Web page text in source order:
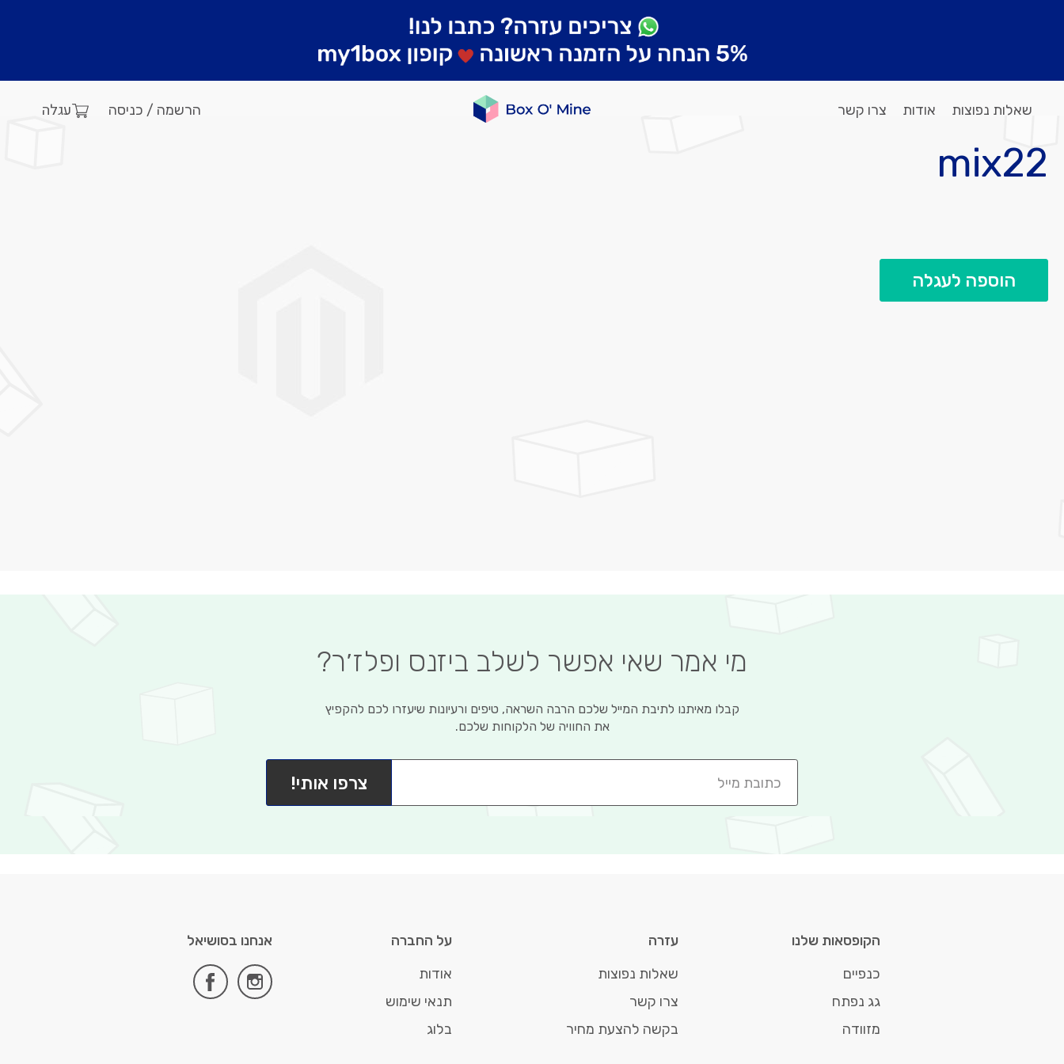
שאלות נפוצות אודות צרו קשר הרשמה / כניסה עגלה
mix22
הוספה לעגלה
מי אמר שאי אפשר לשלב ביזנס ופלז׳ר?
קבלו מאיתנו לתיבת המייל שלכם הרבה השראה, טיפים ורעיונות שיעזרו לכם להקפיץ
את החוויה של הלקוחות שלכם.
צרפו אותי!
אנחנו בסושיאל
instagram
facebook
הקופסאות שלנו
כנפיים
גג נפתח
מזוודה
עזרה
שאלות נפוצות
צרו קשר
בקשה להצעת מחיר
על החברה
אודות
תנאי שימוש
בלוג